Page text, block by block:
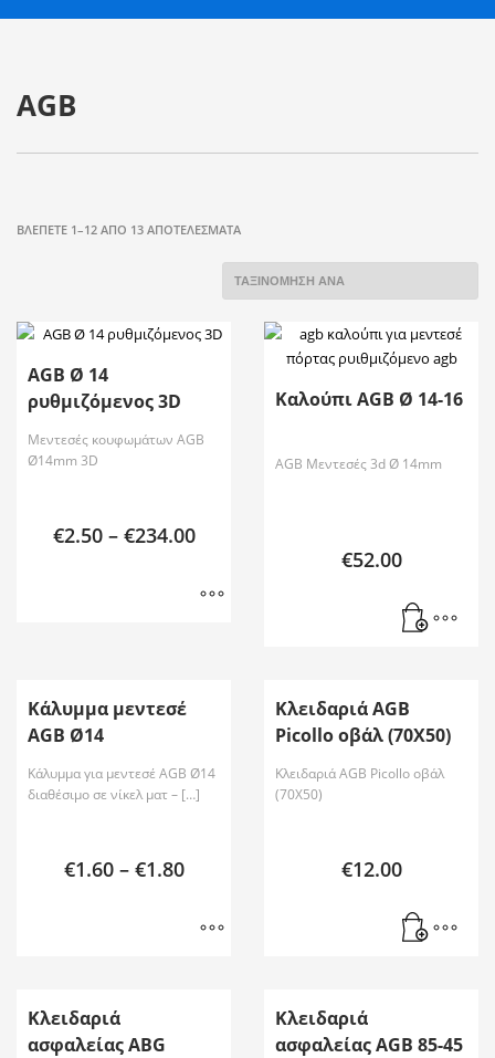
AGB
ΒΛΈΠΕΤΕ 1–12 ΑΠΌ 13 ΑΠΟΤΕΛΈΣΜΑΤΑ
AGB Ø 14
ρυθμιζόμενος 3D
Μεντεσές κουφωμάτων AGB
Ø14mm 3D
€2.50– €234.00
Καλούπι AGB Ø 14-16
AGB Μεντεσές 3d Ø 14mm
€52.00
Κάλυμμα μεντεσέ
AGB Ø14
Κάλυμμα για μεντεσέ AGB Ø14
διαθέσιμο σε νίκελ ματ – […]
€1.60– €1.80
Κλειδαριά AGB
Picollo οβάλ (70X50)
Κλειδαριά AGB Picollo οβάλ
(70X50)
€12.00
Κλειδαριά
ασφαλείας ABG
Κλειδαριά
ασφαλείας AGB 85-45